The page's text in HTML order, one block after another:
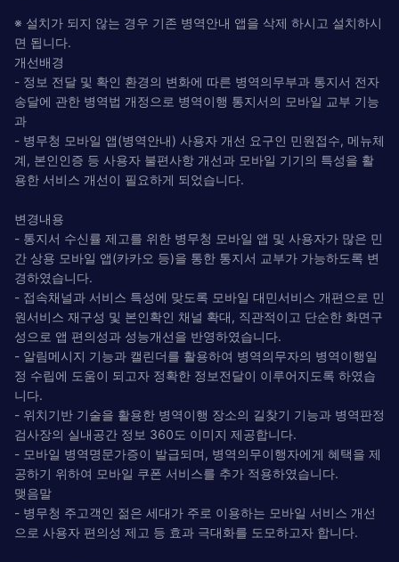
※ 설치가 되지 않는 경우 기존 병역안내 앱을 삭제 하시고 설치하시
면 됩니다.
개선배경
- 정보 전달 및 확인 환경의 변화에 따른 병역의무부과 통지서 전자
송달에 관한 병역법 개정으로 병역이행 통지서의 모바일 교부 기능
과
- 병무청 모바일 앱(병역안내) 사용자 개선 요구인 민원접수, 메뉴체
계, 본인인증 등 사용자 불편사항 개선과 모바일 기기의 특성을 활
용한 서비스 개선이 필요하게 되었습니다.
변경내용
- 통지서 수신률 제고를 위한 병무청 모바일 앱 및 사용자가 많은 민
간 상용 모바일 앱(카카오 등)을 통한 통지서 교부가 가능하도록 변
경하였습니다.
- 접속채널과 서비스 특성에 맞도록 모바일 대민서비스 개편으로 민
원서비스 재구성 및 본인확인 채널 확대, 직관적이고 단순한 화면구
성으로 앱 편의성과 성능개선을 반영하였습니다.
- 알림메시지 기능과 캘린더를 활용하여 병역의무자의 병역이행일
정 수립에 도움이 되고자 정확한 정보전달이 이루어지도록 하였습
니다.
- 위치기반 기술을 활용한 병역이행 장소의 길찾기 기능과 병역판정
검사장의 실내공간 정보 360도 이미지 제공합니다.
- 모바일 병역명문가증이 발급되며, 병역의무이행자에게 혜택을 제
공하기 위하여 모바일 쿠폰 서비스를 추가 적용하였습니다.
맺음말
- 병무청 주고객인 젊은 세대가 주로 이용하는 모바일 서비스 개선
으로 사용자 편의성 제고 등 효과 극대화를 도모하고자 합니다.